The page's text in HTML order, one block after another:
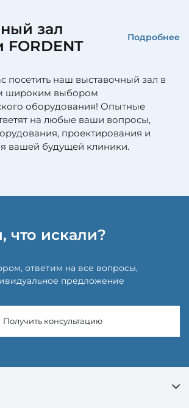
зал
Подробнее
посетить наш выставочный зал в
широким выбором
оборудования! Опытные
на любые ваши вопросы,
проектирования и
вашей будущей клиники.
что искали?
ответим на все вопросы,
предложение
Получить консультацию